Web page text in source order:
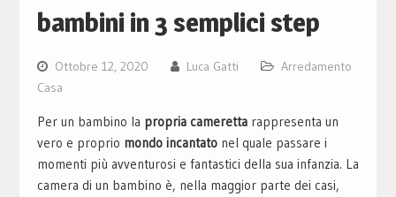
bambini in 3 semplici step
Ottobre 12, 2020 Luca Gatti
Arredamento
Casa
Per un bambino la propria camerettarappresenta un
vero e proprio mondo incantatonel quale passare i
momenti più avventurosi e fantastici della sua infanzia. La
camera di un bambino è, nella maggior parte dei casi,